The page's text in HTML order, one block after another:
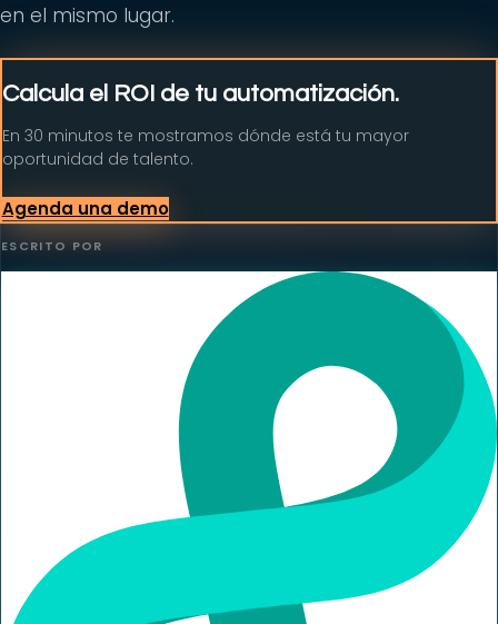
en el mismo lugar.
Calcula el ROI de tu automatización.
En 30 minutos te mostramos dónde está tu mayor
oportunidad de talento.
Agenda una demo
ESCRITO POR